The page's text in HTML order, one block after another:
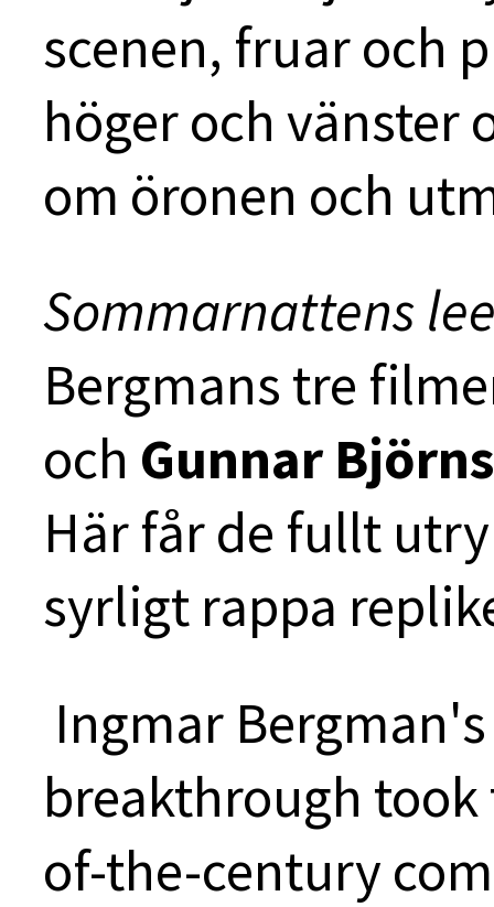
scenen, fruar och
höger och vänster
om öronen och
Sommarnattens
Bergmans tre
och Gunnar
Här får de fullt
syrligt rappa
Ingmar
breakthrough
of-the-century